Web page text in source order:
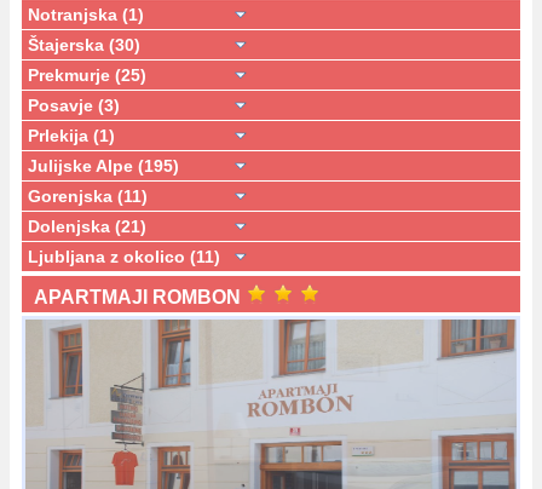
Notranjska (1)
Štajerska (30)
Prekmurje (25)
Posavje (3)
Prlekija (1)
Julijske Alpe (195)
Gorenjska (11)
Dolenjska (21)
Ljubljana z okolico (11)
APARTMAJI ROMBON